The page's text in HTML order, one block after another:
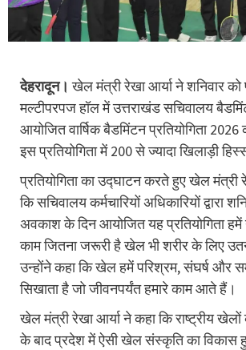
देहरादून। खेल मंत्री रेखा आर्या ने शनिवार
मल्टीपरपज हॉल में उत्तराखंड सचिवालय
आयोजित वार्षिक बैडमिंटन प्रतियोगिता 2026
इस प्रतियोगिता में 200 से ज्यादा खिलाड़ी
प्रतियोगिता का उद्घाटन करते हुए खेल मंत्री
कि सचिवालय कर्मचारियों अधिकारियों द्वारा
अवकाश के दिन आयोजित यह प्रतियोगिता
काम जितना जरूरी है खेल भी शरीर के लिए
उन्होंने कहा कि खेल हमें परिश्रम, संघर्ष और
सिखाता है जो जीवनपर्यंत हमारे काम आते हैं।
खेल मंत्री रेखा आर्या ने कहा कि राष्ट्रीय
के बाद प्रदेश में ऐसी खेल संस्कृति का विकास